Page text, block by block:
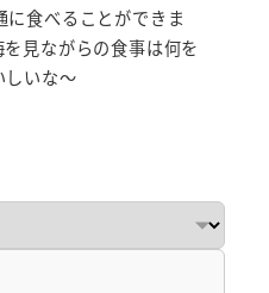
に食べることができま
を見ながらの食事は何を
しいな～